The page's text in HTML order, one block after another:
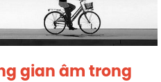
gian âm trong